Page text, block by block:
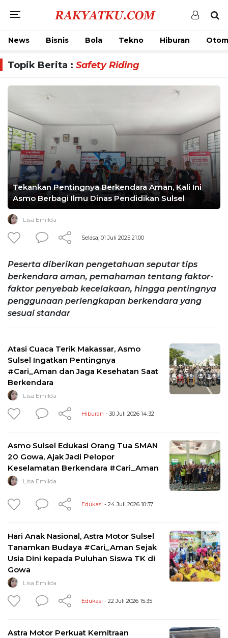
News Bisnis Bola Tekno Hiburan
Topik Berita : Safety Riding
Tekankan Pentingnya Berkendara Aman, Kali Ini
Asmo Berbagi Ilmu Dinas Pendidikan Sulsel
Lisa Emilda
Selasa, 01 Juli 2025 21:00
Peserta diberikan pengetahuan seputar tips
berkendara aman, pemahaman tentang faktor-
faktor penyebab kecelakaan, hingga pentingnya
penggunaan perlengkapan berkendara yang
sesuai standar
Atasi Cuaca Terik Makassar, Asmo
Sulsel Ingatkan Pentingnya
#Cari_Aman dan Jaga Kesehatan Saat
Berkendara
Lisa Emilda
Hiburan - 30 Juli 2026 14:32
Asmo Sulsel Edukasi Orang Tua SMAN
20 Gowa, Ajak Jadi Pelopor
Keselamatan Berkendara #Cari_Aman
Lisa Emilda
Edukasi - 24 Juli 2026 10:37
Hari Anak Nasional, Astra Motor Sulsel
Tanamkan Budaya #Cari_Aman Sejak
Usia Dini kepada Puluhan Siswa TK di
Gowa
Lisa Emilda
Edukasi - 22 Juli 2026 15:35
Astra Motor Perkuat Kemitraan